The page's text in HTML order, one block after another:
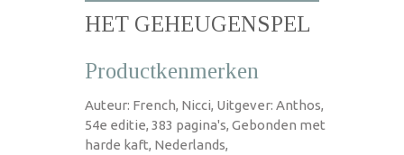
HET GEHEUGENSPEL
Productkenmerken
Auteur: French, Nicci, Uitgever: Anthos,
54e editie, 383 pagina's, Gebonden met
harde kaft, Nederlands,